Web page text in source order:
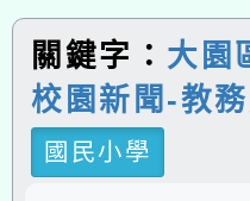
關鍵字： 大園
校園新聞-教
國民小學